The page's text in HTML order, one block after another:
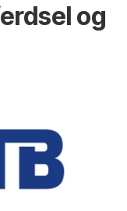
og